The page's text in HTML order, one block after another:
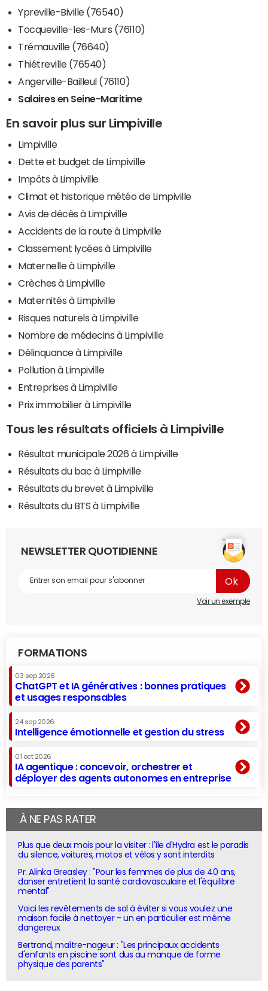
Ypreville-Biville (76540)
Tocqueville-les-Murs (76110)
Trémauville (76640)
Thiétreville (76540)
Angerville-Bailleul (76110)
Salaires en Seine-Maritime
En savoir plus sur Limpiville
Limpiville
Dette et budget de Limpiville
Impôts à Limpiville
Climat et historique météo de Limpiville
Avis de décès à Limpiville
Accidents de la route à Limpiville
Classement lycées à Limpiville
Maternelle à Limpiville
Crèches à Limpiville
Maternités à Limpiville
Risques naturels à Limpiville
Nombre de médecins à Limpiville
Délinquance à Limpiville
Pollution à Limpiville
Entreprises à Limpiville
Prix immobilier à Limpiville
Tous les résultats officiels à Limpiville
Résultat municipale 2026 à Limpiville
Résultats du bac à Limpiville
Résultats du brevet à Limpiville
Résultats du BTS à Limpiville
NEWSLETTER QUOTIDIENNE
Voir un exemple
FORMATIONS
03 sep 2026
ChatGPT et IA génératives : bonnes pratiques
et usages responsables
24 sep 2026
Intelligence émotionnelle et gestion du stress
01 oct 2026
IA agentique : concevoir, orchestrer et
déployer des agents autonomes en entreprise
À NE PAS RATER
Plus que deux mois pour la visiter : l'île d'Hydra est le paradis
du silence, voitures, motos et vélos y sont interdits
Pr. Alinka Greasley : "Pour les femmes de plus de 40 ans,
danser entretient la santé cardiovasculaire et l'équilibre
mental"
Voici les revêtements de sol à éviter si vous voulez une
maison facile à nettoyer - un en particulier est même
dangereux
Bertrand, maître-nageur : "Les principaux accidents
d'enfants en piscine sont dus au manque de forme
physique des parents"